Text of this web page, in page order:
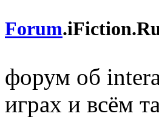
Forum.
форум об
играх и всём